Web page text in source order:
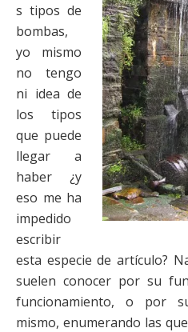
s tipos de
bombas,
yo mismo
no tengo
ni idea de
los tipos
que puede
llegar a
haber ¿y
eso me ha
impedido
escribir
esta especie de artículo?
suelen conocer por su
funcionamiento, o por
mismo, enumerando las